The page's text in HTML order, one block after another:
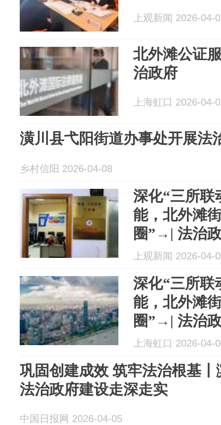
上观新闻 2026-04-
北外滩公证
治政府
上海虹口 2026-04-
潢川县弋阳街道办事处开展法
乡村信阳 2026-04-08
深化“三所联
能，北外滩
圈”→| 法治
上观新闻 2026-04-
深化“三所联
能，北外滩
圈”→| 法治
上海虹口 2026-04-
巩固创建成效 筑牢法治根基
法治政府建设走深走实
中国日报网 2026-04-05